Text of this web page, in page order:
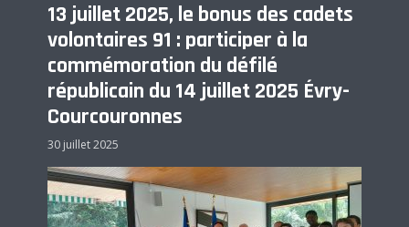
13 juillet 2025, le bonus des cadets
volontaires 91 : participer à la
commémoration du défilé
républicain du 14 juillet 2025 Évry-
Courcouronnes
30 juillet 2025